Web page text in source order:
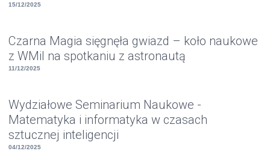
15/12/2025
Czarna Magia sięgnęła gwiazd – koło naukowe
z WMiI na spotkaniu z astronautą
11/12/2025
Wydziałowe Seminarium Naukowe -
Matematyka i informatyka w czasach
sztucznej inteligencji
04/12/2025